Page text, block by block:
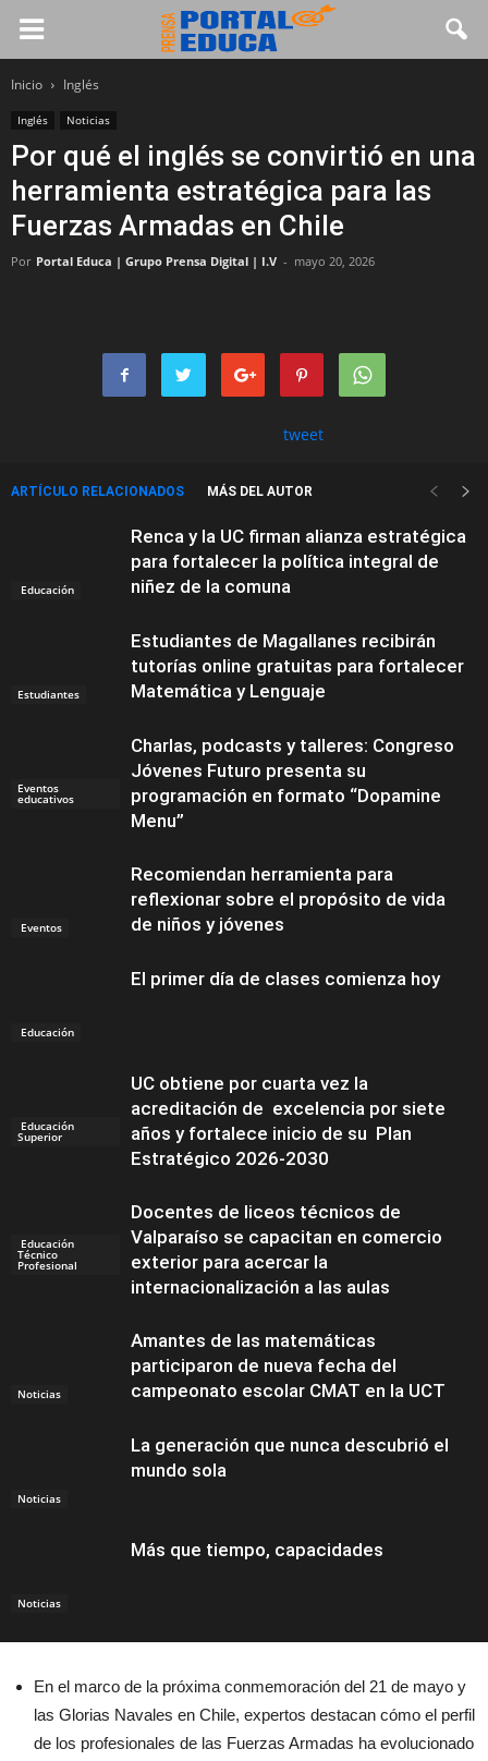
Inicio Inglés
Inglés Noticias
Por qué el inglés se convirtió en una
herramienta estratégica para las
Fuerzas Armadas en Chile
Por Portal Educa | Grupo Prensa Digital | I.V - mayo 20, 2026
tweet
ARTÍCULO RELACIONADOS MÁS DEL AUTOR
Educación
Renca y la UC firman alianza estratégica
para fortalecer la política integral de
niñez de la comuna
Estudiantes
Estudiantes de Magallanes recibirán
tutorías online gratuitas para fortalecer
Matemática y Lenguaje
Eventos
educativos
Charlas, podcasts y talleres: Congreso
Jóvenes Futuro presenta su
programación en formato “Dopamine
Menu”
Eventos
Recomiendan herramienta para
reflexionar sobre el propósito de vida
de niños y jóvenes
Educación
El primer día de clases comienza hoy
Educación
Superior
UC obtiene por cuarta vez la
acreditación de excelencia por siete
años y fortalece inicio de su Plan
Estratégico 2026-2030
Educación
Técnico
Profesional
Docentes de liceos técnicos de
Valparaíso se capacitan en comercio
exterior para acercar la
internacionalización a las aulas
Noticias
Amantes de las matemáticas
participaron de nueva fecha del
campeonato escolar CMAT en la UCT
Noticias
La generación que nunca descubrió el
mundo sola
Noticias
Más que tiempo, capacidades
En el marco de la próxima conmemoración del 21 de mayo y
las Glorias Navales en Chile, expertos destacan cómo el perfil
de los profesionales de las Fuerzas Armadas ha evolucionado